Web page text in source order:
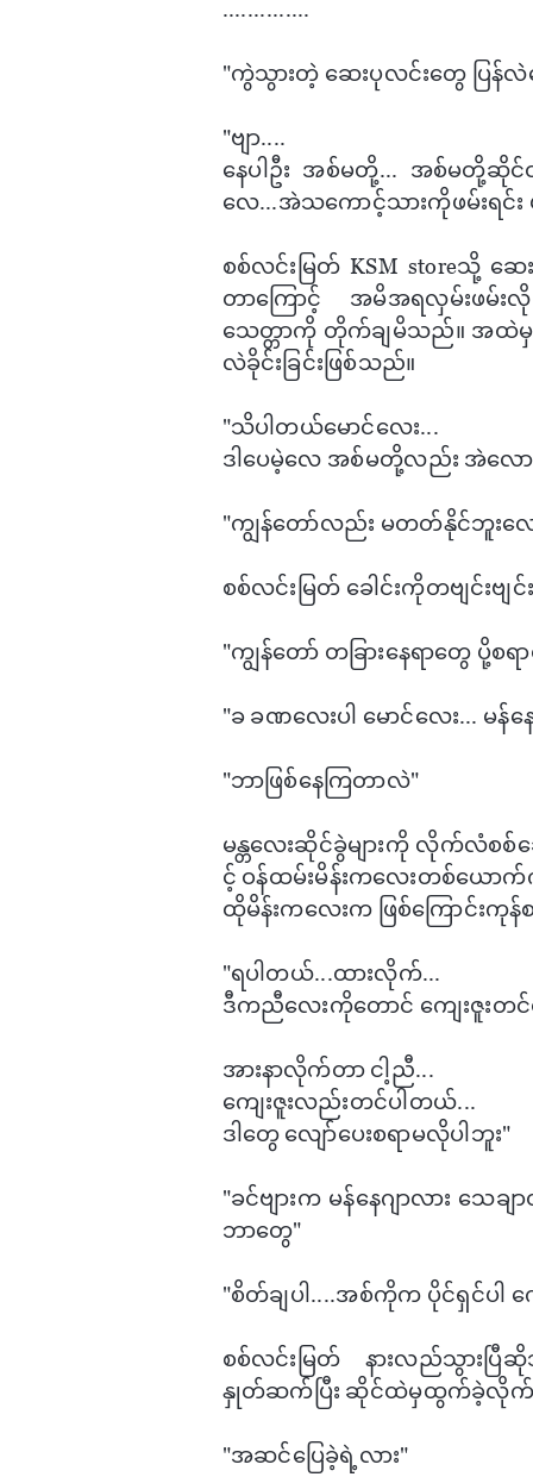
..............
"​ကွဲသွားတဲ့ ​ဆေးပုလင်း​တွေ ပြန်လဲ​ပ
"ဗျာ....
နေပါဦး အစ်မတို့... အစ်မတို့ဆို
လေ...အဲသ​ကောင့်သားကိုဖမ်းရင်
စစ်လင်းမြတ် KSM storeသို့
တာ​ကြောင့် အမိအရလှမ်းဖမ်း
သေတ္တာကို တိုက်ချမိသည်။ အထဲမှပုလ
လဲခိုင်းခြင်းဖြစ်သည်။
"သိပါတယ်​မောင်​လေး...
ဒါ​ပေမဲ့​လေ အစ်မတို့လည်း အဲ​လေ
"ကျွန်​တော်လည်း မတတ်နိုင်ဘူး​လေ
စစ်လင်းမြတ် ​​ခေါင်းကိုတဗျင်းဗ
"ကျွန်​တော် တခြား​နေရာ​တွေ ပို့
"ခ ခဏ​​​​လေးပါ ​မောင်​​လေး... ​မန်​
"ဘာဖြစ်​နေကြတာလဲ"
မန္တ​လေးဆိုင်ခွဲများကို လိုက်လံစစ်​ဆ
င့် ဝန်ထမ်းမိန်းက​လေးတစ်​ယေ
ထိုမိန်းက​လေးက ဖြစ်​ကြောင်းကုန်စ
"ရပါတယ်...ထားလိုက်...
ဒီကညီ​လေးကို​တောင် ကျေးဇူး​တင်
အားနာလိုက်တာ ငါ့ညီ...
​ကျေးဇူးလည်းတင်ပါတယ်...
ဒါ​တွေ ​လျော်​​ပေးစရာမလိုပါဘူး"
"ခင်ဗျားက မန်​နေဂျာလား ​သ
ဘာ​တွေ"
"စိတ်ချပါ....အစ်ကိုက ပိုင်ရှင်ပါ ​က
စစ်လင်းမြတ် ​နားလည်သွား
နှုတ်ဆက်ပြီး ဆိုင်ထဲမှထွက်ခဲ့လို
"အဆင်​ပြေခဲ့ရဲ့လား"